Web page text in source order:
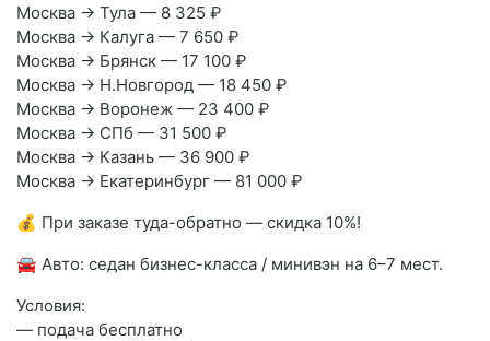
Москва → Тула — 8 325 ₽
Москва → Калуга — 7 650 ₽
Москва → Брянск — 17 100 ₽
Москва → Н.Новгород — 18 450 ₽
Москва → Воронеж — 23 400 ₽
Москва → СПб — 31 500 ₽
Москва → Казань — 36 900 ₽
Москва → Екатеринбург — 81 000 ₽
💰 При заказе туда-обратно — скидка 10%!
🚘 Авто: седан бизнес-класса / минивэн на 6–7 мест.
Условия:
— подача бесплатно